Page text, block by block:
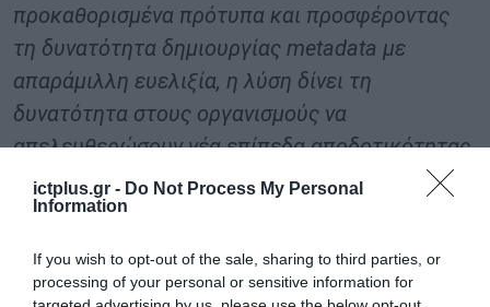
ictplus.gr - Do Not Process My Personal
Information
If you wish to opt-out of the sale, sharing to third parties, or
processing of your personal or sensitive information for
προκαθορισμένα πρότυπα και προσφέροντας
τη δυνατότητα δημιουργίας metadata με
απαράμιλλη ευελιξία, η λύση δίνει τη
δυνατότητα στους οργανισμούς να
απελευθερώσουν νέα επίπεδα αποδοτικότητας.
Είμαστε υπερήφανοι που πρωτοπορούμε σε
αυτήν την αναδυόμενη αγορά».
Ως μία από τις πλέον πρωτοπόρες λύσεις
στον τομέα της, η λύσηDocument